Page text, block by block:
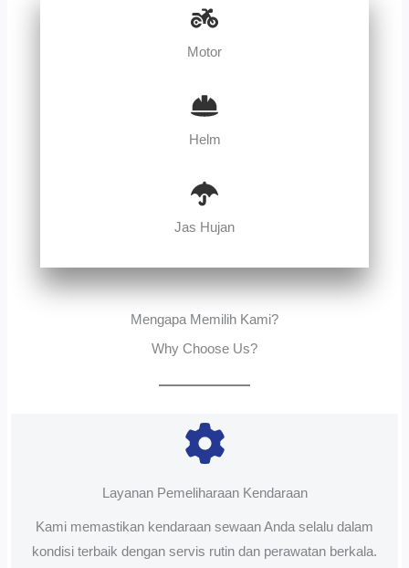
Motor
Helm
Jas Hujan
Mengapa Memilih Kami?
Why Choose Us?
Layanan Pemeliharaan Kendaraan
Kami memastikan kendaraan sewaan Anda selalu dalam
kondisi terbaik dengan servis rutin dan perawatan berkala.